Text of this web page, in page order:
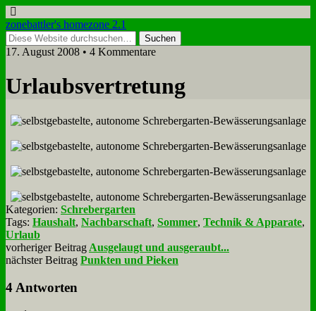
zonebattler's homezone 2.1
17. August 2008 • 4 Kommentare
Ur­laubs­ver­tre­tung
Kategorien: Schrebergarten
Tags: Haushalt, Nachbarschaft, Sommer, Technik & Apparate,
Urlaub
vorheriger Beitrag Ausgelaugt und ausgeraubt...
nächster Beitrag Punkten und Pieken
4 Antworten